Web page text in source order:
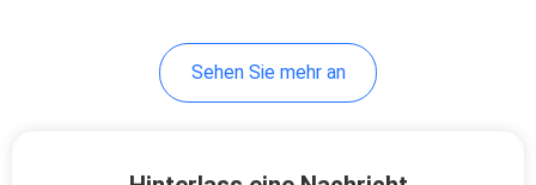
Sehen Sie mehr an